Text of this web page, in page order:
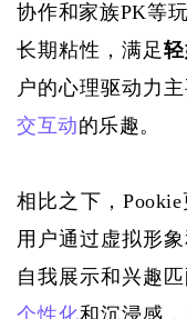
协作和家族PK等
长期粘性，满足
户的心理驱动力
交互动的乐趣。
相比之下，
用户通过虚拟形
自我展示和兴趣